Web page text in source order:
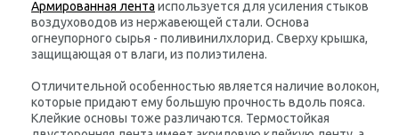
Армированная лента используется для усиления стыков
воздуховодов из нержавеющей стали. Основа
огнеупорного сырья - поливинилхлорид. Сверху крышка,
защищающая от влаги, из полиэтилена.
Отличительной особенностью является наличие волокон,
которые придают ему большую прочность вдоль пояса.
Клейкие основы тоже различаются. Термостойкая